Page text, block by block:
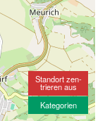
Standort zen-
trieren aus
Kategorien